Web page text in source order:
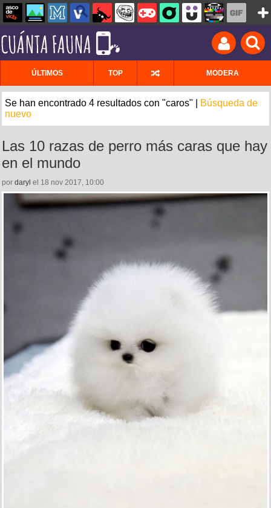
ÚLTIMOS TOP MODERA
Se han encontrado 4 resultados con "caros" |
Búsqueda de
nuevo
Las 10 razas de perro más caras que hay
en el mundo
por daryl el 18 nov 2017, 10:00